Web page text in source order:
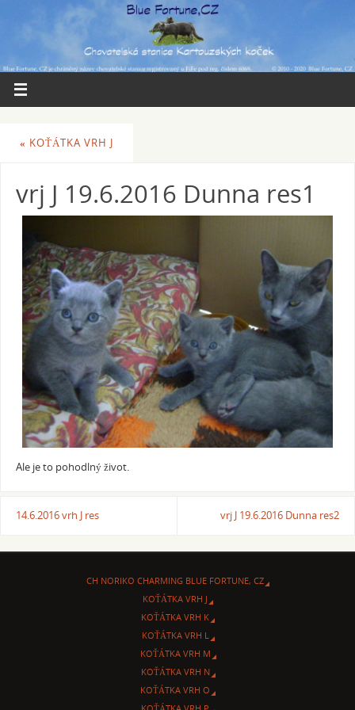
« KOŤÁTKA VRH J
vrj J 19.6.2016 Dunna res1
Ale je to pohodlný život.
14.6.2016 vrh J res vrj J 19.6.2016 Dunna res2
CH NORIKO CHARMING BLUE FORTUNE, CZ
KOŤÁTKA VRH J
KOŤÁTKA VRH K
KOŤÁTKA VRH L
KOŤÁTKA VRH M
KOŤÁTKA VRH N
KOŤÁTKA VRH O